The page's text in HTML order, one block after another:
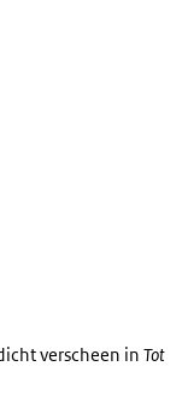
verscheen in Tot